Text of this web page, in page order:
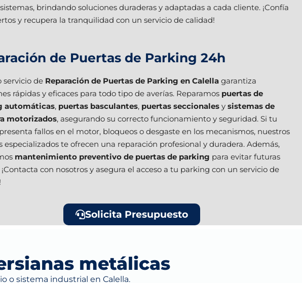
brindando soluciones duraderas y adaptadas a cada cliente. ¡Confía
y recupera la tranquilidad con un servicio de calidad!
de Puertas de Parking 24h
servicio de Reparación de Puertas de Parking en Calella garantiza
rápidas y eficaces para todo tipo de averías. Reparamos puertas de
automáticas, puertas basculantes, puertas seccionales y sistemas de
motorizados, asegurando su correcto funcionamiento y seguridad. Si tu
fallos en el motor, bloqueos o desgaste en los mecanismos, nuestros
especializados te ofrecen una reparación profesional y duradera. Además,
mantenimiento preventivo de puertas de parking para evitar futuras
¡Contacta con nosotros y asegura el acceso a tu parking con un servicio de
Solicita Presupuesto
metálicas
o sistema industrial en Calella.